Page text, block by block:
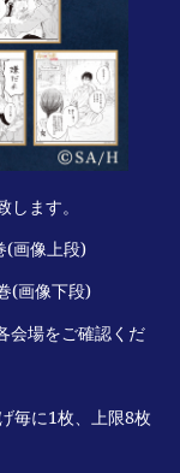
ます。
(画像上段)
(画像下段)
会場をご確認くだ
毎に1枚、上限8枚